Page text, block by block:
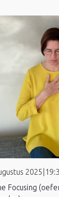
Focusing